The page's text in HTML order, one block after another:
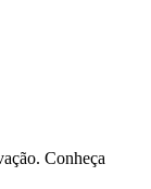
Conheça